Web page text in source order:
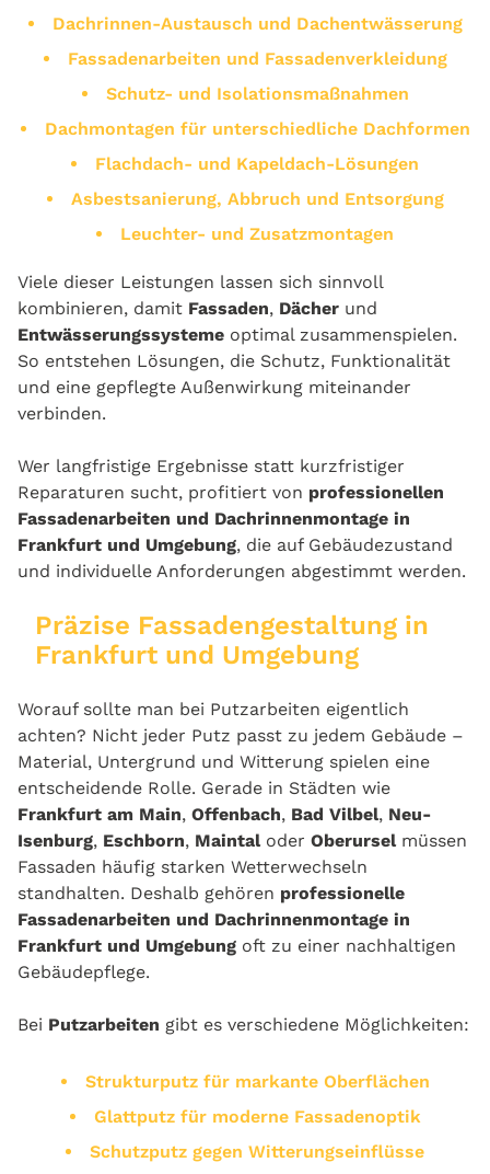
Dachrinnen-Austausch und Dachentwässerung
Fassadenarbeiten und Fassadenverkleidung
Schutz- und Isolationsmaßnahmen
Dachmontagen für unterschiedliche Dachformen
Flachdach- und Kapeldach-Lösungen
Asbestsanierung, Abbruch und Entsorgung
Leuchter- und Zusatzmontagen
Viele dieser Leistungen lassen sich sinnvoll
kombinieren, damit Fassaden, Dächer und
Entwässerungssysteme optimal zusammenspielen.
So entstehen Lösungen, die Schutz, Funktionalität
und eine gepflegte Außenwirkung miteinander
verbinden.
Wer langfristige Ergebnisse statt kurzfristiger
Reparaturen sucht, profitiert von professionellen
Fassadenarbeiten und Dachrinnenmontage in
Frankfurt und Umgebung, die auf Gebäudezustand
und individuelle Anforderungen abgestimmt werden.
Präzise Fassadengestaltung in
Frankfurt und Umgebung
Worauf sollte man bei Putzarbeiten eigentlich
achten? Nicht jeder Putz passt zu jedem Gebäude –
Material, Untergrund und Witterung spielen eine
entscheidende Rolle. Gerade in Städten wie
Frankfurt am Main, Offenbach, Bad Vilbel, Neu-
Isenburg, Eschborn, Maintaloder Oberurselmüssen
Fassaden häufig starken Wetterwechseln
standhalten. Deshalb gehören professionelle
Fassadenarbeiten und Dachrinnenmontage in
Frankfurt und Umgebung oft zu einer nachhaltigen
Gebäudepflege.
Bei Putzarbeiten gibt es verschiedene Möglichkeiten:
Strukturputz für markante Oberflächen
Glattputz für moderne Fassadenoptik
Schutzputz gegen Witterungseinflüsse